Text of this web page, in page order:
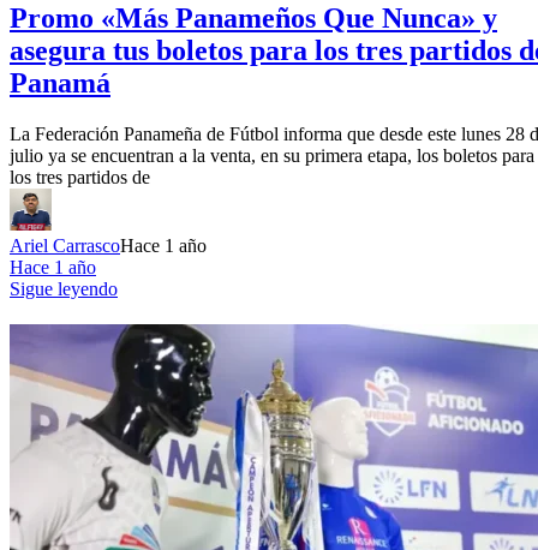
Promo «Más Panameños Que Nunca» y
asegura tus boletos para los tres partidos
Panamá
La Federación Panameña de Fútbol informa que desde este lunes 28
julio ya se encuentran a la venta, en su primera etapa, los boletos para
los tres partidos de
Ariel CarrascoHace 1 año
Hace 1 año
Sigue leyendo